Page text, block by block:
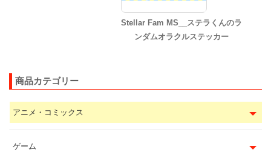
Stellar Fam MS__ステラくんのラ
ンダムオラクルステッカー
商品カテゴリー
アニメ・コミックス
ゲーム